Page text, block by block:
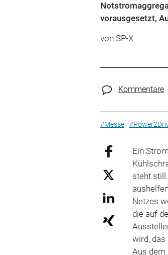
vorausgesetzt,
von SP-X
Kommentare
#Messe
Ein
steht
Netzes
die auf
wird,
Aus dem